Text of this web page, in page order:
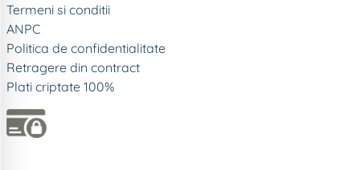
Termeni si conditii
ANPC
Politica de confidentialitate
Retragere din contract
Plati criptate 100%